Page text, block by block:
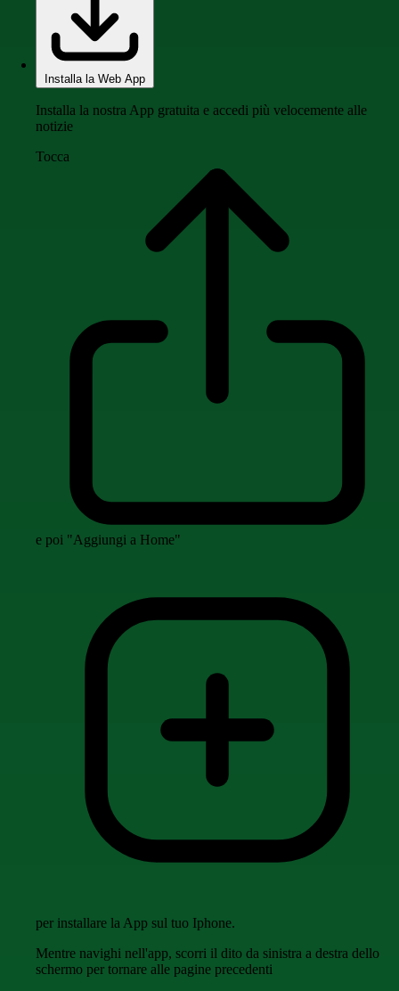
Installa la Web App
Installa la nostra App gratuita e accedi più velocemente alle
notizie
Tocca
e poi "Aggiungi a Home"
per installare la App sul tuo Iphone.
Mentre navighi nell'app, scorri il dito da sinistra a destra dello
schermo per tornare alle pagine precedenti